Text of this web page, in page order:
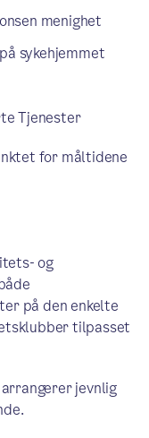
menighet
sykehjemmet
Tjenester
for måltidene
og
på den enkelte
tilpasset
jevnlig